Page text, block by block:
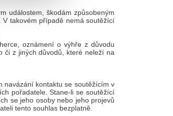
událostem, škodám způsobeným
takovém případě nemá soutěžící
oznámení o výhře z důvodu
či z jiných důvodů, které neleží na
navázání kontaktu se soutěžícím v
pořadatele. Stane-li se soutěžící
se jeho osoby nebo jeho projevů
tento souhlas bezplatně.